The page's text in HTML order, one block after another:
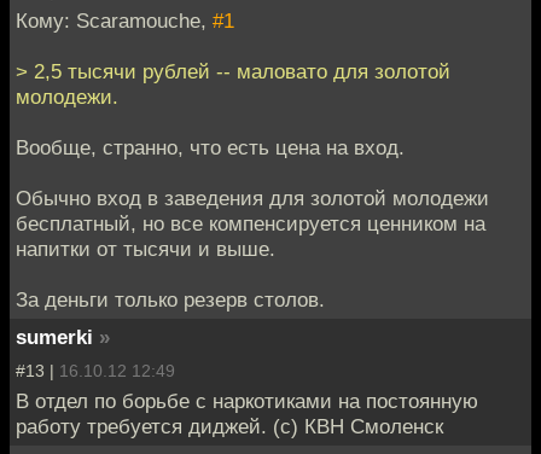
Кому: Scaramouche, #1
> 2,5 тысячи рублей -- маловато для золотой
молодежи.
Вообще, странно, что есть цена на вход.
Обычно вход в заведения для золотой молодежи
бесплатный, но все компенсируется ценником на
напитки от тысячи и выше.
За деньги только резерв столов.
sumerki »
#13 | 16.10.12 12:49
В отдел по борьбе с наркотиками на постоянную
работу требуется диджей. (с) КВН Смоленск